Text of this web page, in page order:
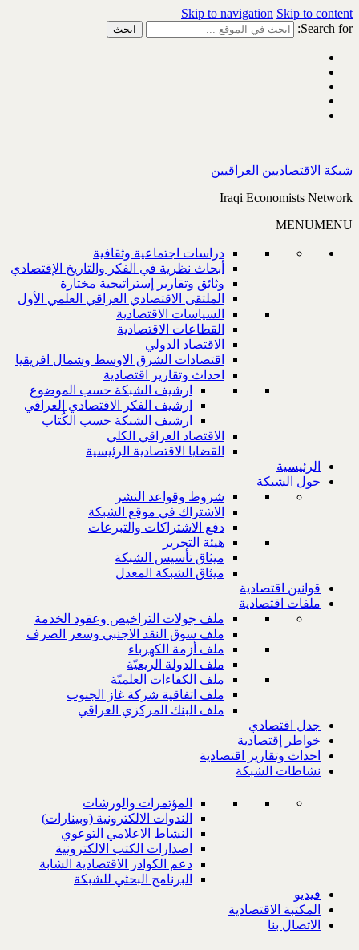
Skip to navigation Skip to content
Search for:
شبكة الاقتصاديين العراقيين
Iraqi Economists Network
MENUMENU
دراسات اجتماعية وثقافية
أبحاث نظرية في الفكر والتاريخ الإقتصادي
وثائق وتقارير إستراتيجية مختارة
الملتقى الاقتصادي العراقي العلمي الأول
السياسات الاقتصادية
القطاعات الاقتصادية
الاقتصاد الدولي
اقتصادات الشرق الاوسط وشمال افريقيا
احداث وتقارير اقتصادية
ارشيف الشبكة حسب الموضوع
ارشيف الفكر الاقتصادي العراقي
ارشيف الشبكة حسب الكُتاب
الاقتصاد العراقي الكلي
القضايا الاقتصادية الرئيسية
الرئيسية
حول الشبكة
شروط وقواعد النشر
الاشتراك في موقع الشبكة
دفع الاشتراكات والتبرعات
هيئة التحرير
ميثاق تأسيس الشبكة
ميثاق الشبكة المعدل
قوانين اقتصادية
ملفات اقتصادية
ملف جولات التراخيص وعقود الخدمة
ملف سوق النقد الاجنبي وسعر الصرف
ملف أزمة الكهرباء
ملف الدولة الريعيّة
ملف الكفاءات العلميّة
ملف اتفاقية شركة غاز الجنوب
ملف البنك المركزي العراقي
جدل اقتصادي
خواطر إقتصادية
احداث وتقارير اقتصادية
نشاطات الشبكة
المؤتمرات والورشات
الندوات الالكترونية (وبينارات)
النشاط الاعلامي التوعوي
اصدارات الكتب الالكترونية
دعم الكوادر الاقتصادية الشابة
البرنامج البحثي للشبكة
فيديو
المكتبة الاقتصادية
الاتصال بنا